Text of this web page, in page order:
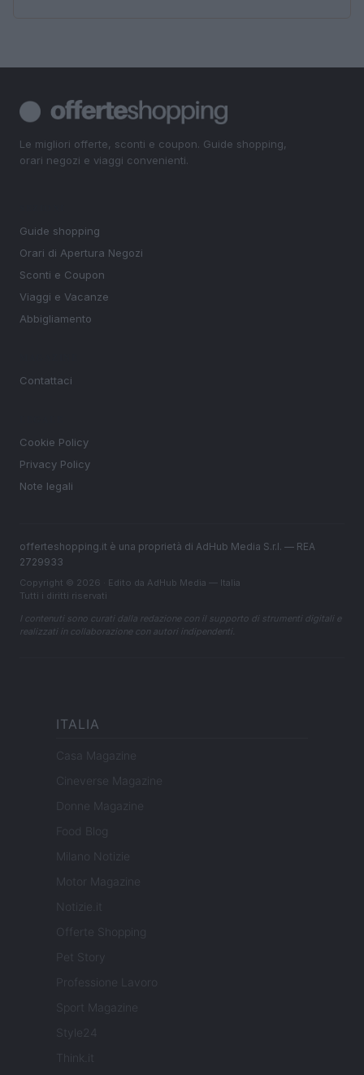
Le migliori offerte, sconti e coupon. Guide shopping,
orari negozi e viaggi convenienti.
Guide shopping
Orari di Apertura Negozi
Sconti e Coupon
Viaggi e Vacanze
Abbigliamento
Contattaci
Cookie Policy
Privacy Policy
Note legali
offerteshopping.it è una proprietà di AdHub Media S.r.l. — REA
2729933
Copyright © 2026 · Edito da AdHub Media — Italia
Tutti i diritti riservati
I contenuti sono curati dalla redazione con il supporto di strumenti digitali e
realizzati in collaborazione con autori indipendenti.
ITALIA
Casa Magazine
Cineverse Magazine
Donne Magazine
Food Blog
Milano Notizie
Motor Magazine
Notizie.it
Offerte Shopping
Pet Story
Professione Lavoro
Sport Magazine
Style24
Think.it